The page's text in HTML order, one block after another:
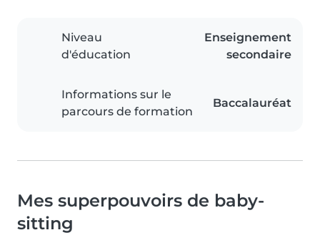
Niveau
d'éducation
Enseignement
secondaire
Informations sur le
parcours de formation
Baccalauréat
Mes superpouvoirs de baby-
sitting